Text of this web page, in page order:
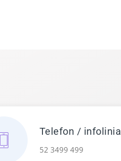
Telefon / infolinia
52 3499 499